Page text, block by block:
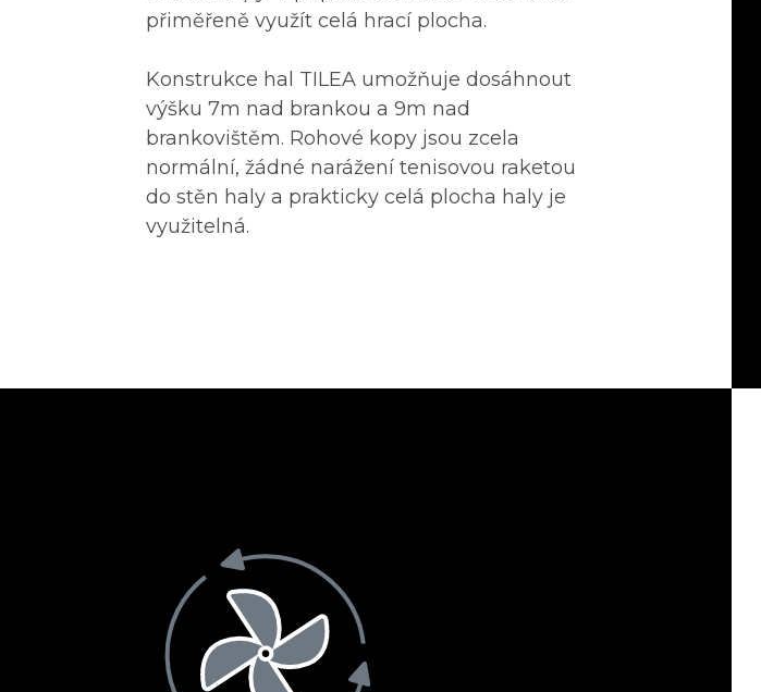
přiměřeně využít celá hrací plocha.
Konstrukce hal TILEA umožňuje dosáhnout
výšku 7m nad brankou a 9m nad
brankovištěm. Rohové kopy jsou zcela
normální, žádné narážení tenisovou raketou
do stěn haly a prakticky celá plocha haly je
využitelná.